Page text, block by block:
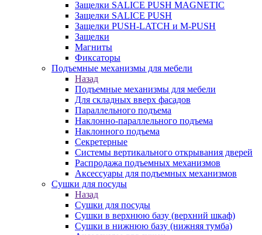
Защелки SALICE PUSH MAGNETIC
Защелки SALICE PUSH
Защелки PUSH-LATCH и M-PUSH
Защелки
Магниты
Фиксаторы
Подъемные механизмы для мебели
Назад
Подъемные механизмы для мебели
Для складных вверх фасадов
Параллельного подъема
Наклонно-параллельного подъема
Наклонного подъема
Секретерные
Системы вертикального открывания дверей
Распродажа подъемных механизмов
Аксессуары для подъемных механизмов
Сушки для посуды
Назад
Сушки для посуды
Сушки в верхнюю базу (верхний шкаф)
Сушки в нижнюю базу (нижняя тумба)